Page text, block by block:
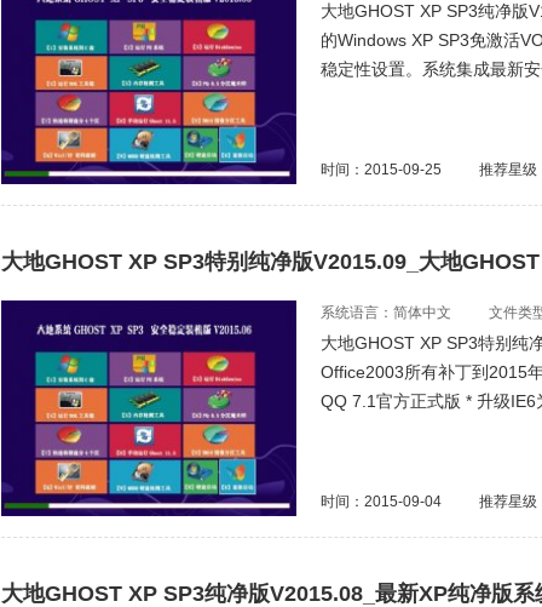
大地GHOST XP SP3纯净版
的Windows XP SP3免激活
稳定性设置。系统集成最新
时间：2015-09-25 推荐星级
大地GHOST XP SP3特别纯净版V2015.09_大地
系统语言：简体中文 文件类
大地GHOST XP SP3特别纯
Office2003所有补丁到2015
QQ 7.1官方正式版 * 升级IE6
时间：2015-09-04 推荐星级
大地GHOST XP SP3纯净版V2015.08_最新XP纯净版系